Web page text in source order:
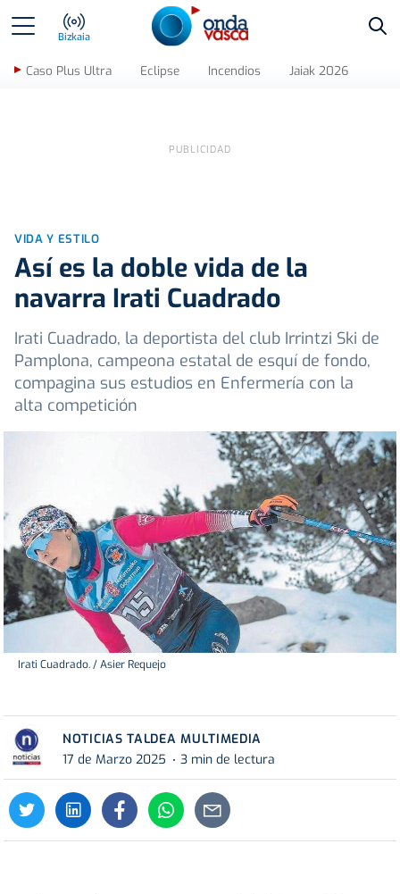
Bizkaia
Caso Plus Ultra Eclipse Incendios Jaiak 2026
VIDA Y ESTILO
Así es la doble vida de la
navarra Irati Cuadrado
Irati Cuadrado, la deportista del club Irrintzi Ski de
Pamplona, campeona estatal de esquí de fondo,
compagina sus estudios en Enfermería con la
alta competición
Irati Cuadrado. / Asier Requejo
NOTICIAS TALDEA MULTIMEDIA
17 de Marzo 2025
3 min de lectura